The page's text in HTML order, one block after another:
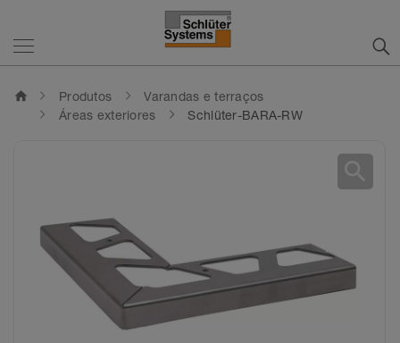
home Produtos
Varandas e terraços
Áreas exteriores
Schlüter-BARA-RW